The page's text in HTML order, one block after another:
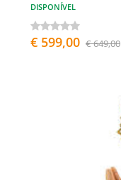
DISPONÍVEL
€ 599,00 € 649,00